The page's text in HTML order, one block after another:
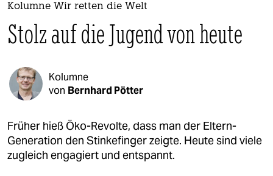
themen
politik
öko
gesellschaft
kultur
sport
Kolumne Wir retten die Welt
Stolz auf die Jugend von heute
Kolumne
von Bernhard Pötter
Früher hieß Öko-Revolte, dass man der Eltern-
Generation den Stinkefinger zeigte. Heute sind viele
zugleich engagiert und entspannt.